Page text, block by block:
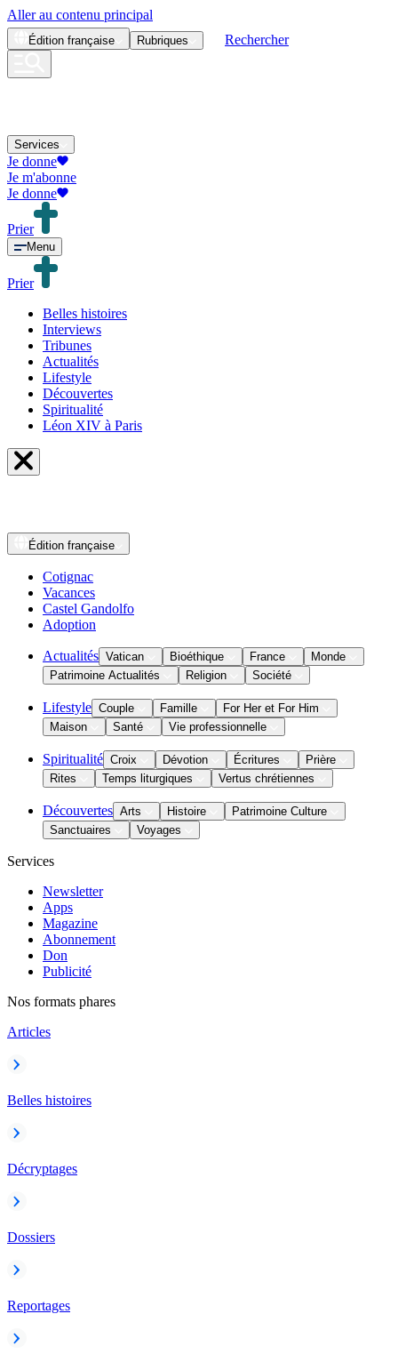
Aller au contenu principal
Édition française Rubriques Rechercher
Services
Je donne
Je m'abonne
Je donne
Prier
Menu
Prier
Belles histoires
Interviews
Tribunes
Actualités
Lifestyle
Découvertes
Spiritualité
Léon XIV à Paris
Édition française
Cotignac
Vacances
Castel Gandolfo
Adoption
Actualités Vatican Bioéthique France
Monde
Patrimoine Actualités
Religion Société
Lifestyle Couple Famille
For Her et For Him
Maison
Santé Vie professionnelle
Spiritualité Croix Dévotion Écritures
Prière
Rites
Temps liturgiques Vertus chrétiennes
Découvertes Arts Histoire
Patrimoine Culture
Sanctuaires
Voyages
Services
Newsletter
Apps
Magazine
Abonnement
Don
Publicité
Nos formats phares
Articles
Belles histoires
Décryptages
Dossiers
Reportages